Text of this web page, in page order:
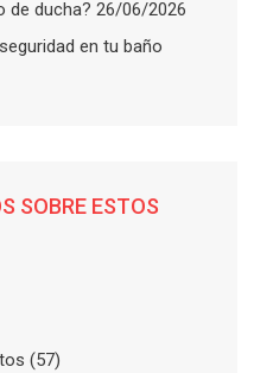
de ducha? 26/06/2026
en tu baño
SOBRE ESTOS
(57)